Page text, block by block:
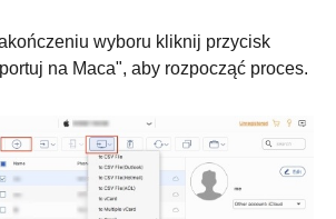
wyboru kliknij przycisk
na Maca", aby rozpocząć proces.